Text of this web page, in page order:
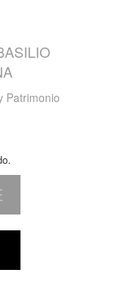
Patrimonio